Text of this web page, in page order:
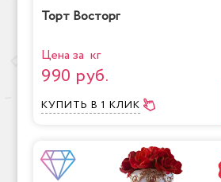
Торт Восторг
Цена за кг
990 руб.
КУПИТЬ В 1 КЛИК